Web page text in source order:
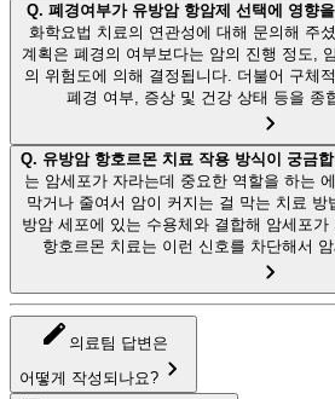
Q. 폐경여부가 유방암 항암제 선택에 영향
화학요법 치료의 연관성에 대해 문의해 주
계획은 폐경의 여부보다는 암의 진행 정도,
의 위험도에 의해 결정됩니다. 더불어 구체
폐경 여부, 증상 및 건강 상태 등을 종
Q. 유방암 항호르몬 치료 작용 방식이 궁금
는 암세포가 자라는데 중요한 역할을 하는
막거나 줄여서 암이 커지는 걸 막는 치료 방
방암 세포에 있는 수용체와 결합해 암세포
항호르몬 치료는 이런 신호를 차단해서
의료팀 답변은
어떻게 작성되나요?